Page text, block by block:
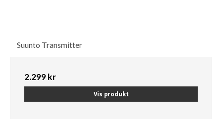
Suunto Transmitter
2.299 kr
Vis produkt